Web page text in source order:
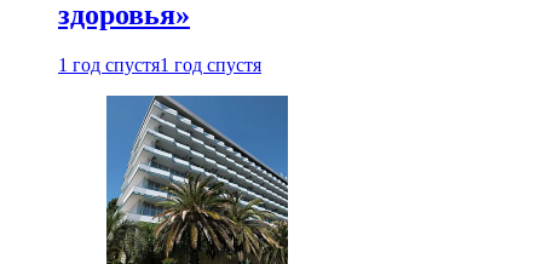
здоровья»
1 год спустя1 год спустя